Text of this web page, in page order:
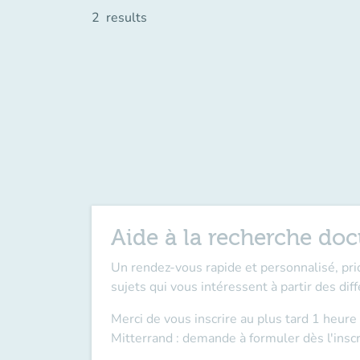
2 results
Aide à la recherche
Un rendez-vous rapide et personnalisé,
sujets qui vous intéressent à partir des
Merci de vous inscrire au plus tard 1
Mitterrand : demande à formuler dès